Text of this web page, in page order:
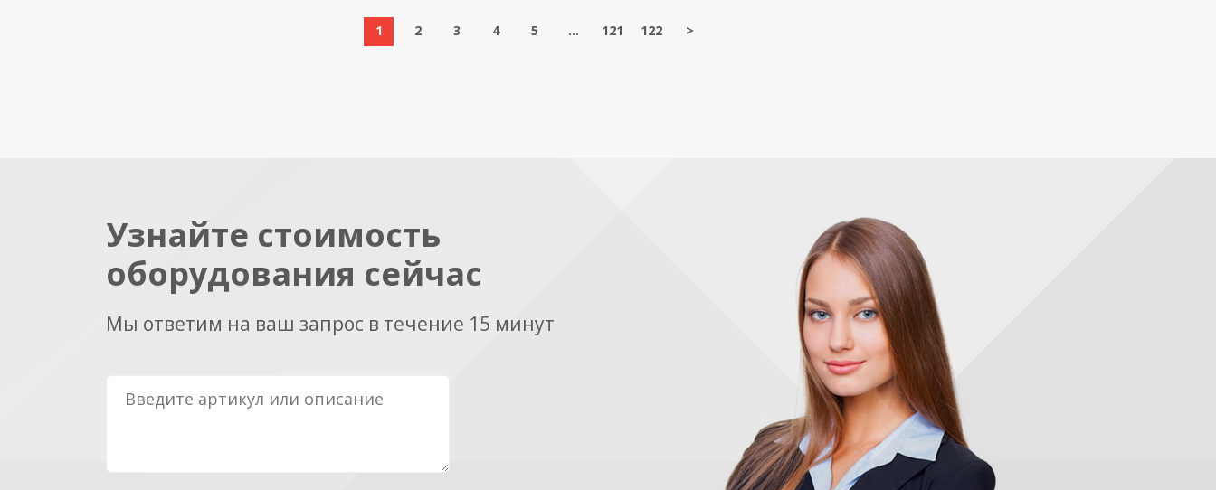
1 2 3 4 5 ... 121 122 >
Узнайте стоимость
оборудования сейчас
Мы ответим на ваш запрос в течение 15 минут